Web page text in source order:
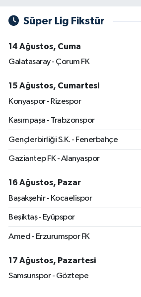
Süper Lig Fikstür
14 Ağustos, Cuma
Galatasaray - Çorum FK
15 Ağustos, Cumartesi
Konyaspor - Rizespor
Kasımpaşa - Trabzonspor
Gençlerbirliği S.K. - Fenerbahçe
Gaziantep FK - Alanyaspor
16 Ağustos, Pazar
Başakşehir - Kocaelispor
Beşiktaş - Eyüpspor
Amed - Erzurumspor FK
17 Ağustos, Pazartesi
Samsunspor - Göztepe